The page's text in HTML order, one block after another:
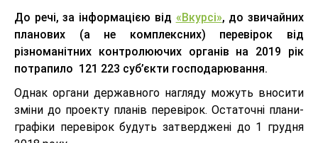
До речі, за інформацією від «Вкурсі», до звичайних
планових (а не комплексних) перевірок від
різноманітних контролюючих органів на 2019 рік
потрапило 121 223 суб’єкти господарювання.
Однак органи державного нагляду можуть вносити
зміни до проекту планів перевірок. Остаточні плани-
графіки перевірок будуть затверджені до 1 грудня